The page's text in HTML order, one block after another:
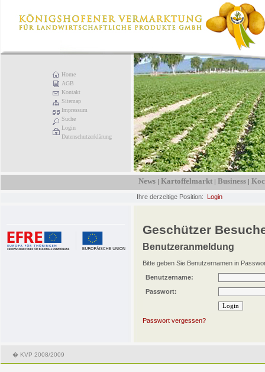
Home
AGB
Kontakt
Sitemap
Impressum
Suche
Login
Datenschutzerklärung
News | Kartoffelmarkt | Business |
Ihre derzeitige Position: Login
Geschützer
Benutzeranmeldung
Bitte geben Sie Benutzernamen in
Benutzername:
Passwort:
Passwort vergessen?
� KVP 2008/2009